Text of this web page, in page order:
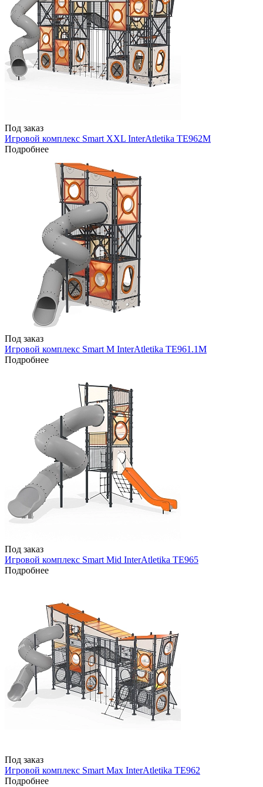
Под заказ
Игровой комплекс Smart XXL InterAtletika TE962M
Подробнее
Под заказ
Игровой комплекс Smart M InterAtletika TE961.1M
Подробнее
Под заказ
Игровой комплекс Smart Mid InterAtletika TE965
Подробнее
Под заказ
Игровой комплекс Smart Max InterAtletika TE962
Подробнее